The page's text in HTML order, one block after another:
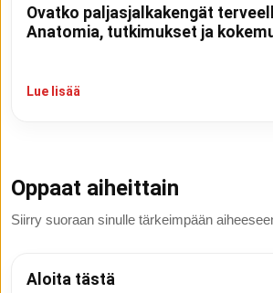
Ovatko paljasjalkakengät
Anatomia, tutkimukset ja
Lue lisää
Oppaat aiheittain
Siirry suoraan sinulle tärkeimpään
Aloita tästä